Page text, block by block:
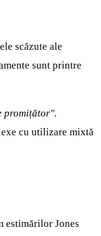
scăzute ale
sunt printre
promițător".
cu utilizare mixtă
estimărilor Jones